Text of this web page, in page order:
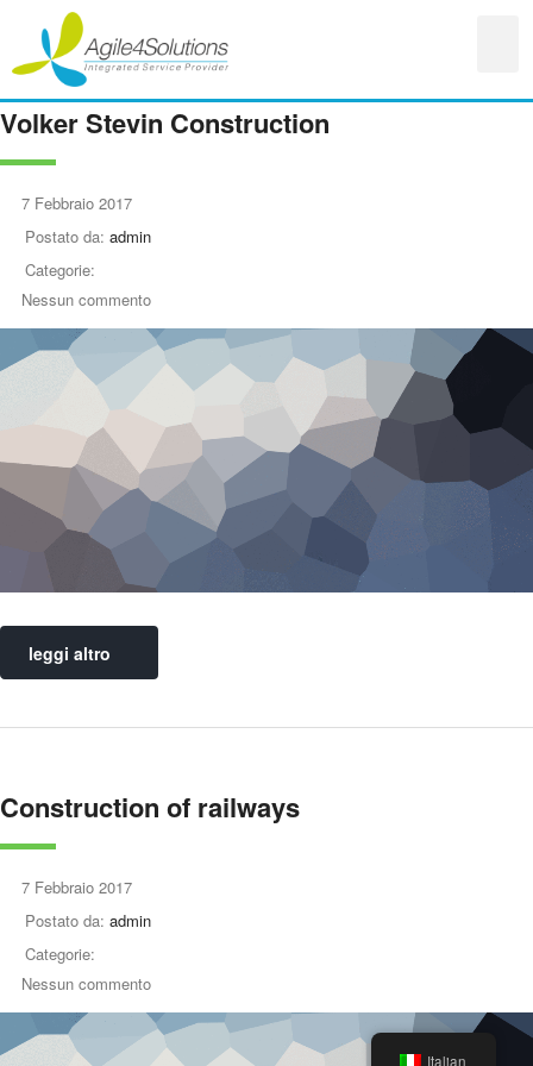
Volker Stevin Construction
7 Febbraio 2017
Postato da: admin
Categorie:
Nessun commento
leggi altro
Construction of railways
7 Febbraio 2017
Postato da: admin
Categorie:
Nessun commento
Italian